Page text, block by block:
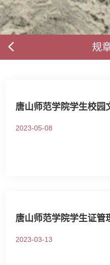
规
唐山师范学院学生校园
2023-05-08
唐山师范学院学生证管
2023-03-13